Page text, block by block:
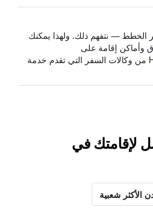
الخطط — نتفهم ذلك. ولهذا يمكنك
وأماكن إقامة على
HotelsCombined من وكالات السفر التي تقدم خدمة
لإقامتك في
الأكثر شعبية